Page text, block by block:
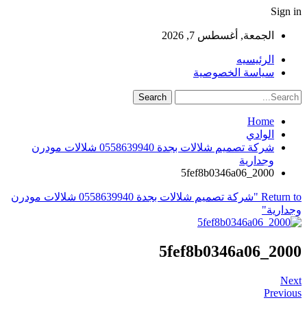
Sign in
الجمعة, أغسطس 7, 2026
الرئيسيه
سياسة الخصوصية
Home
الوادي
شركة تصميم شلالات بجدة 0558639940 شلالات مودرن
وجدارية
2000_5fef8b0346a06
Return to "شركة تصميم شلالات بجدة 0558639940 شلالات مودرن
وجدارية"
2000_5fef8b0346a06
Next
Previous